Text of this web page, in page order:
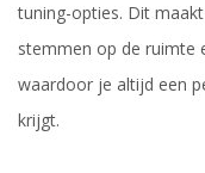
tuning-opties. Dit
stemmen op de ruimte
waardoor je altijd een
krijgt.